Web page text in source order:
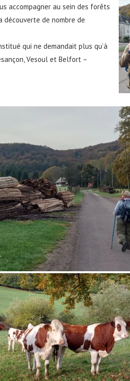
accompagner au sein des forêts
de nombre de
qui ne demandait plus qu’à
Vesoul et Belfort –